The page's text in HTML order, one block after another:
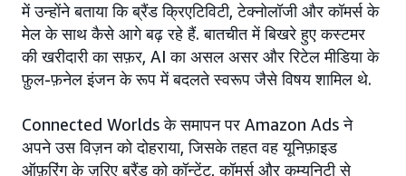
में उन्होंने बताया कि ब्रैंड क्रिएटिविटी, टेक्नोलॉजी और कॉमर्स के
मेल के साथ कैसे आगे बढ़ रहे हैं. बातचीत में बिखरे हुए कस्टमर
की खरीदारी का सफ़र, AI का असल असर और रिटेल मीडिया के
फ़ुल-फ़नेल इंजन के रूप में बदलते स्वरूप जैसे विषय शामिल थे.
Connected Worlds के समापन पर Amazon Ads ने
अपने उस विज़न को दोहराया, जिसके तहत वह यूनिफ़ाइड
ऑफ़रिंग के ज़रिए ब्रैंड को कॉन्टेंट, कॉमर्स और कम्युनिटी से